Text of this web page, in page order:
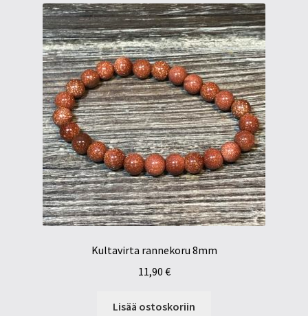
Kultavirta rannekoru 8mm
11,90 €
Lisää ostoskoriin